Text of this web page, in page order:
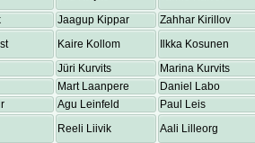
Jaagup Kippar
Zahhar Kirillov
Kaire Kollom
Ilkka Kosunen
Jüri Kurvits
Marina Kurvits
Mart Laanpere
Daniel Labo
Agu Leinfeld
Paul Leis
Reeli Liivik Aali Lilleorg